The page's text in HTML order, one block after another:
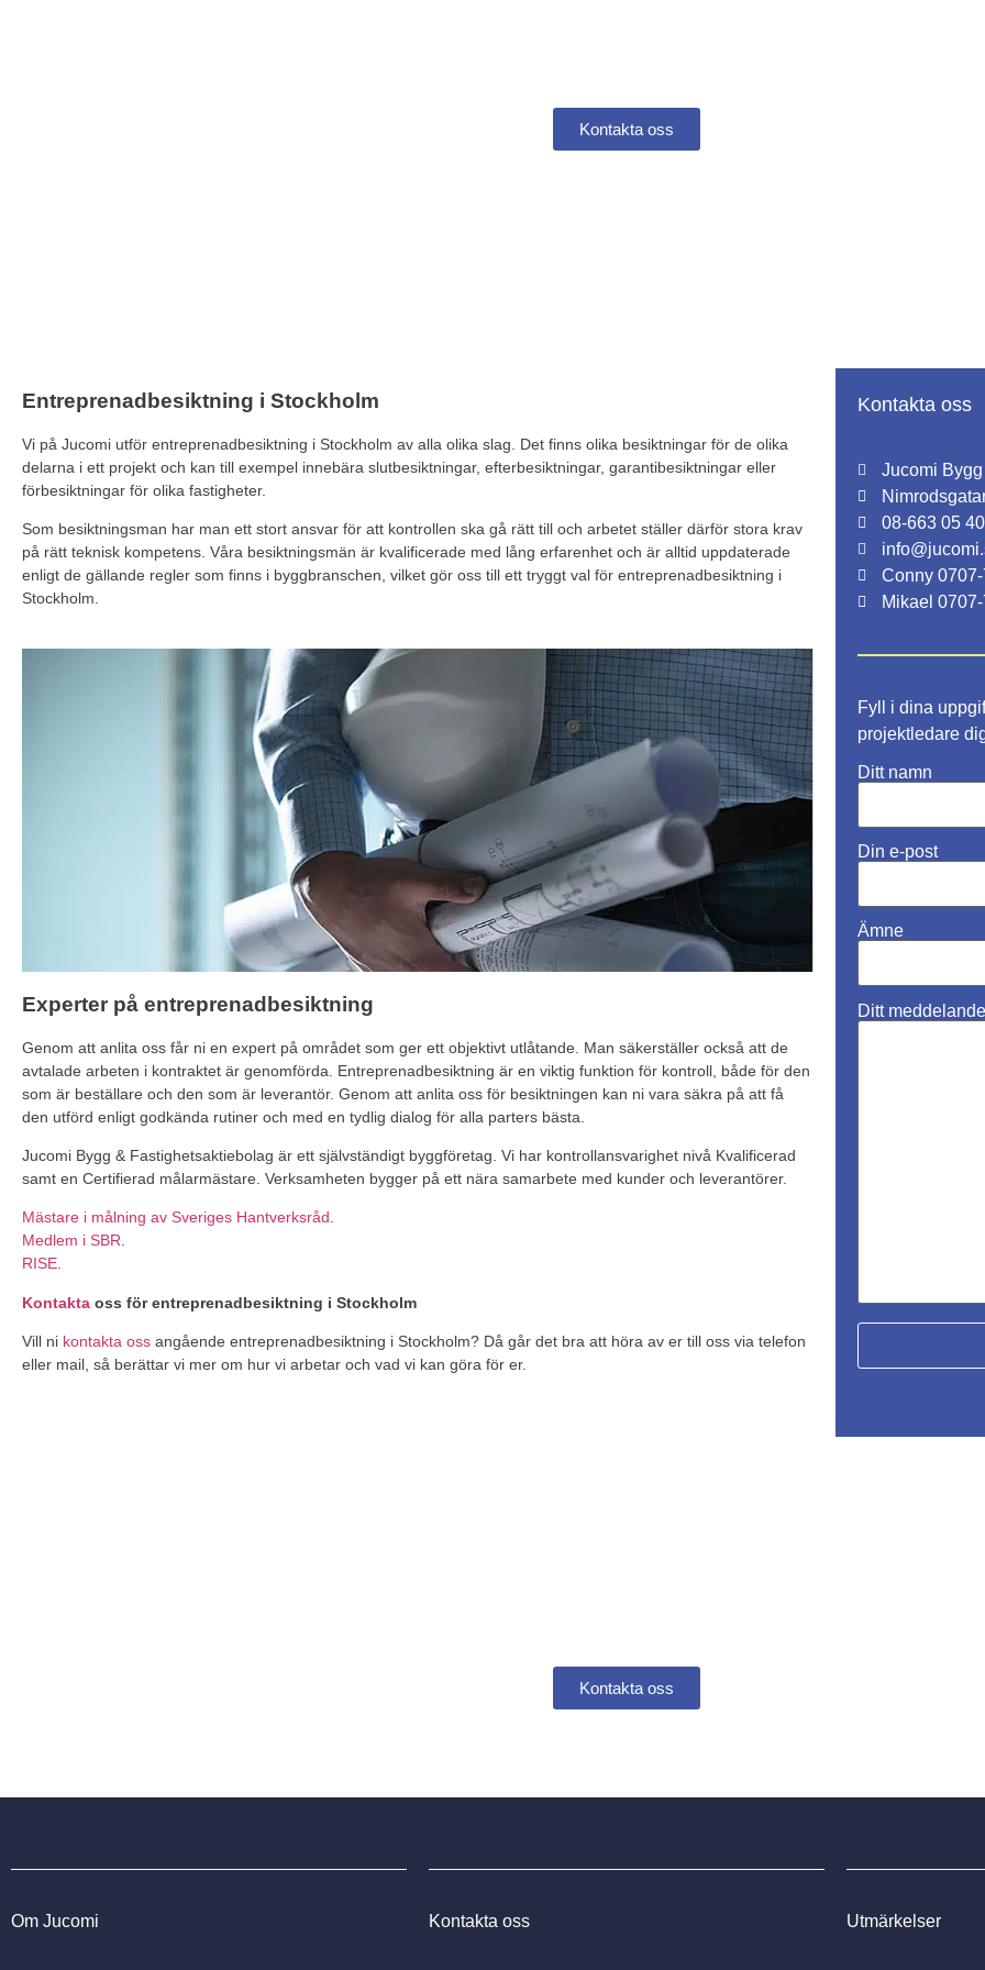
Kontakta oss
Entreprenadbesiktning i Stockholm
Vi på Jucomi utför entreprenadbesiktning i Stockholm av alla olika slag. Det finns olika besiktningar för de olika
delarna i ett projekt och kan till exempel innebära slutbesiktningar, efterbesiktningar, garantibesiktningar eller
förbesiktningar för olika fastigheter.
Som besiktningsman har man ett stort ansvar för att kontrollen ska gå rätt till och arbetet ställer därför stora krav
på rätt teknisk kompetens. Våra besiktningsmän är kvalificerade med lång erfarenhet och är alltid uppdaterade
enligt de gällande regler som finns i byggbranschen, vilket gör oss till ett tryggt val för entreprenadbesiktning i
Stockholm.
Experter på entreprenadbesiktning
Genom att anlita oss får ni en expert på området som ger ett objektivt utlåtande. Man säkerställer också att de
avtalade arbeten i kontraktet är genomförda. Entreprenadbesiktning är en viktig funktion för kontroll, både för den
som är beställare och den som är leverantör. Genom att anlita oss för besiktningen kan ni vara säkra på att få
den utförd enligt godkända rutiner och med en tydlig dialog för alla parters bästa.
Jucomi Bygg & Fastighetsaktiebolag är ett självständigt byggföretag. Vi har kontrollansvarighet nivå Kvalificerad
samt en Certifierad målarmästare. Verksamheten bygger på ett nära samarbete med kunder och leverantörer.
Mästare i målning av Sveriges Hantverksråd.
Medlem i SBR.
RISE.
Kontakta oss för entreprenadbesiktning i Stockholm
Vill ni kontakta oss angående entreprenadbesiktning i Stockholm? Då går det bra att höra av er till oss via telefon
eller mail, så berättar vi mer om hur vi arbetar och vad vi kan göra för er.
Kontakta oss
Jucomi
08-663 05 40
Conny
Mikael
Fyll i dina
projektledare
Ditt namn
Din e-post
Ämne
Ditt
Kontakta oss
Om Jucomi Kontakta oss Utmärkelser